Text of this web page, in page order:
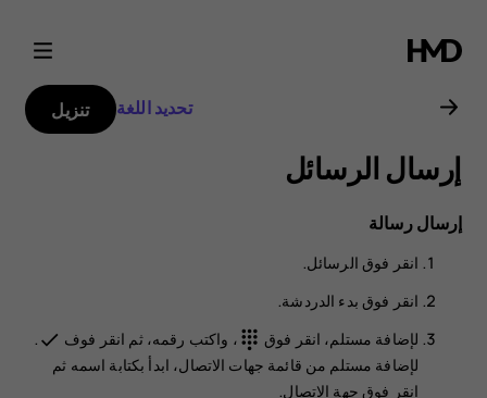
دليل
مستخدم
Nokia
C20
تحديد اللغة تنزيل
إرسال الرسائل
إرسال رسالة
انقر فوق الرسائل.
انقر فوق بدء الدردشة.
لإضافة مستلم، انقر فوق dialpad ، واكتب رقمه، ثم انقر فوف done
.
لإضافة مستلم من قائمة جهات الاتصال، ابدأ بكتابة اسمه ثم
انقر فوق جهة الاتصال.